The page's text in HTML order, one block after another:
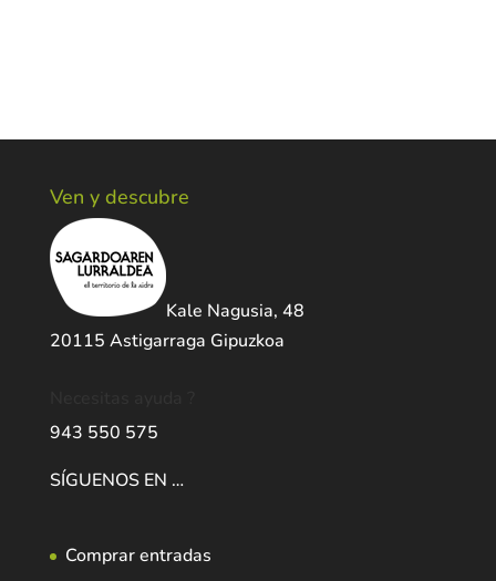
Ven y descubre
Kale Nagusia, 48
20115 Astigarraga Gipuzkoa
943 550 575
SÍGUENOS EN …
Comprar entradas